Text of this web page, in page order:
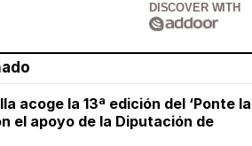
DISCOVER WITH
acoge la 13ª edición del ‘Ponte la
el apoyo de la Diputación de